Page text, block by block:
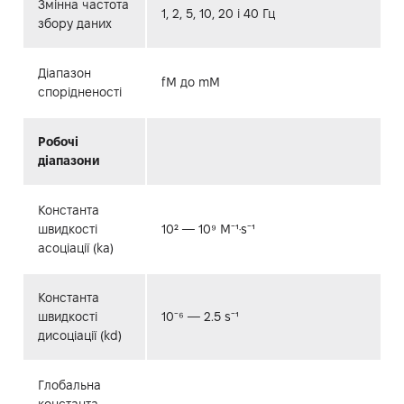
Змінна частота
збору даних
1, 2, 5, 10, 20 і 40 Гц
Діапазон
спорідненості
fM до mM
Робочі
діапазони
Константа
швидкості
асоціації (ka)
10² — 10⁹ M⁻¹·s⁻¹
Константа
швидкості
дисоціації (kd)
10⁻⁶ — 2.5 s⁻¹
Глобальна